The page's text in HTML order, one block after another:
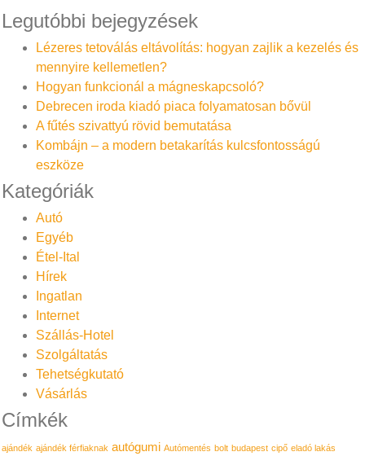
Legutóbbi bejegyzések
Lézeres tetoválás eltávolítás: hogyan zajlik a kezelés és
mennyire kellemetlen?
Hogyan funkcionál a mágneskapcsoló?
Debrecen iroda kiadó piaca folyamatosan bővül
A fűtés szivattyú rövid bemutatása
Kombájn – a modern betakarítás kulcsfontosságú
eszköze
Kategóriák
Autó
Egyéb
Étel-Ital
Hírek
Ingatlan
Internet
Szállás-Hotel
Szolgáltatás
Tehetségkutató
Vásárlás
Címkék
ajándék ajándék férfiaknak autógumi Autómentés bolt budapest cipő eladó lakás